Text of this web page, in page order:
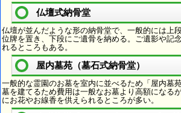
仏壇式納骨堂
仏壇が並んだような形の納骨堂で、一般的には上
位牌を置き、下段にご遺骨を納める。ご遺影や記
れるところもある。
屋内墓苑（墓石式納骨堂）
一般的な霊園のお墓を室内に並べるため「屋内墓
墓を建てるため費用は一般なお墓より高額になる
にお花やお線香を供えられるところが多い。